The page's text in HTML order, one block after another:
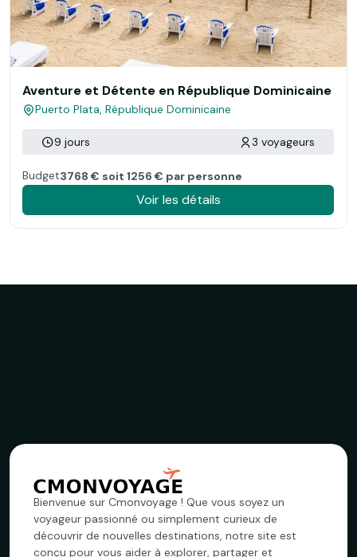
Aventure et Détente en République Dominicaine
Puerto Plata, République Dominicaine
9 jours 3 voyageurs
Budget3768 € soit 1256 € par personne
Voir les détails
Bienvenue sur Cmonvoyage ! Que vous soyez un
voyageur passionné ou simplement curieux de
découvrir de nouvelles destinations, notre site est
conçu pour vous aider à explorer, partager et